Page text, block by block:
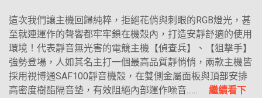
這次我們讓主機回歸純粹，拒絕花俏與刺眼的RGB燈光，甚
至就連運作的聲響都牢牢鎖在機殼內，打造安靜舒適的使用
環境！代表靜音無光害的電競主機【偵查兵】、【狙擊手】
強勢登場，人如其名主打一個最高品質靜悄悄，兩款主機皆
採用視博通SAF100靜音機殼，在雙側金屬面板與頂部安排
高密度樹酯隔音墊，有效阻絕內部運作噪音...... 繼續看下